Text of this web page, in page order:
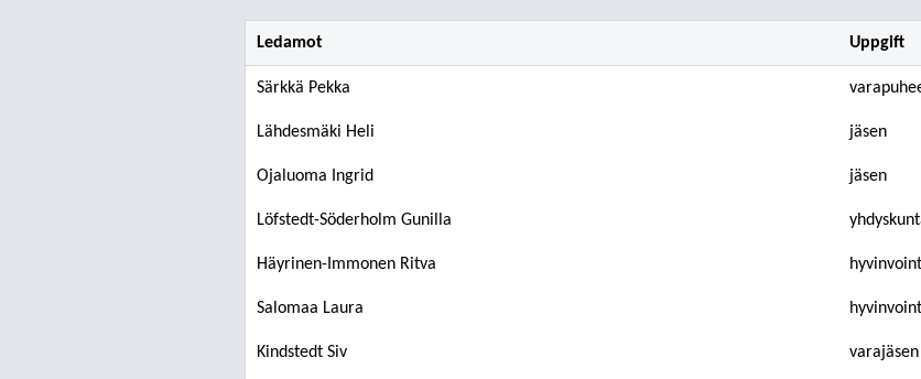
Ledamot Uppgift
Särkkä Pekka
Lähdesmäki Heli jäsen
Ojaluoma Ingrid jäsen
Löfstedt-Söderholm Gunilla
Häyrinen-Immonen Ritva
Salomaa Laura
Kindstedt Siv varajäsen